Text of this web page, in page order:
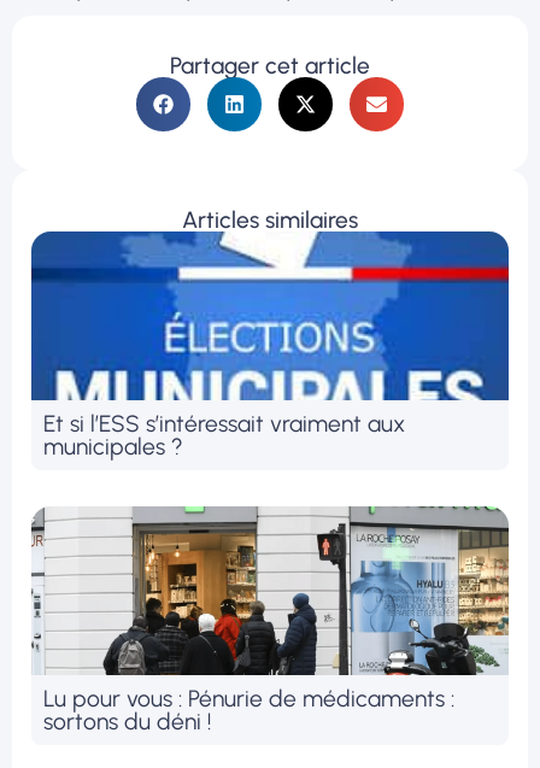
Partager cet article
Articles similaires
Et si l’ESS s’intéressait vraiment aux
municipales ?
Lu pour vous : Pénurie de médicaments :
sortons du déni !